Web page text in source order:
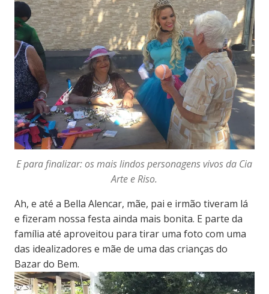
E para finalizar: os mais lindos personagens vivos da Cia
Arte e Riso.
Ah, e até a Bella Alencar, mãe, pai e irmão tiveram lá
e fizeram nossa festa ainda mais bonita. E parte da
família até aproveitou para tirar uma foto com uma
das idealizadores e mãe de uma das crianças do
Bazar do Bem.